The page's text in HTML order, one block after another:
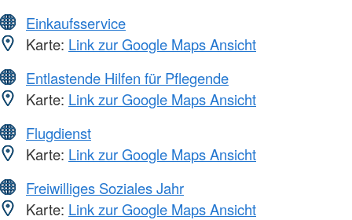
Einkaufsservice
Karte: Link zur Google Maps Ansicht
Entlastende Hilfen für Pflegende
Karte: Link zur Google Maps Ansicht
Flugdienst
Karte: Link zur Google Maps Ansicht
Freiwilliges Soziales Jahr
Karte: Link zur Google Maps Ansicht